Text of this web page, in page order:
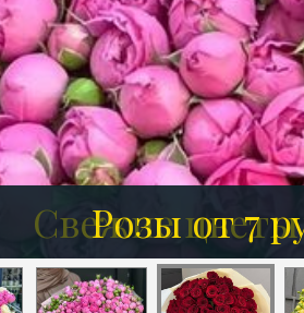
Розы от 7